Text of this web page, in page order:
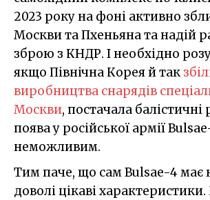
2023 року на фоні активно
Москви та Пхеньяна та надій
зброю з КНДР. І необхідно
якщо Північна Корея й так
виробництва снарядів
Москви, постачала балістичні
поява у російської армії
неможливим.
Тим паче, що сам Bulsae-4 має
доволі цікаві